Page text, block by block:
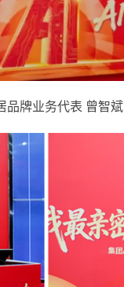
品牌业务代表 曾智斌